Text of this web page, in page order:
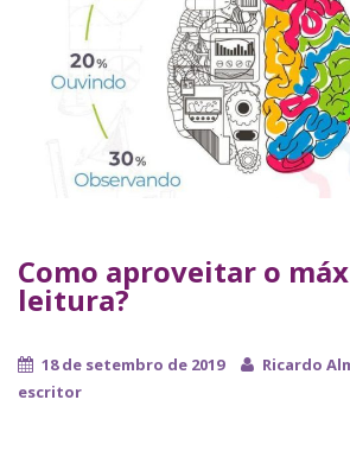
Como aproveitar o
leitura?
18 de setembro de 2019 Ricardo
escritor